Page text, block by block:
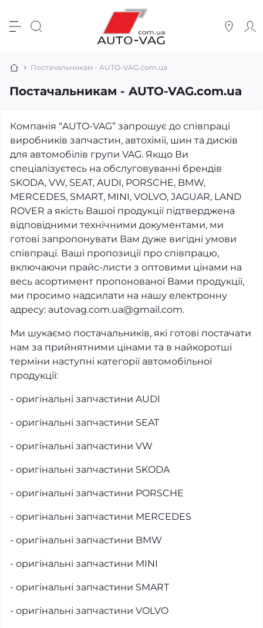
Постачальникам - AUTO-VAG.com.ua
Постачальникам - AUTO-VAG.com.ua
Компанія “AUTO-VAG” запрошує до співпраці
виробників запчастин, автохімії, шин та дисків
для автомобілів групи VAG. Якщо Ви
спеціалізуєтесь на обслуговуванні брендів
SKODA, VW, SEAT, AUDI, PORSCHE, BMW,
MERCEDES, SMART, MINI, VOLVO, JAGUAR, LAND
ROVER а якість Вашої продукції підтверджена
відповідними технічними документами, ми
готові запропонувати Вам дуже вигідні умови
співпраці. Ваші пропозиції про співпрацю,
включаючи прайс-листи з оптовими цінами на
весь асортимент пропонованої Вами продукції,
ми просимо надсилати на нашу електронну
адресу: autovag.com.ua@gmail.com.
Ми шукаємо постачальників, які готові постачати
нам за прийнятними цінами та в найкоротші
терміни наступні категорії автомобільної
продукції:
- оригінальні запчастини AUDI
- оригінальні запчастини SEAT
- оригінальні запчастини VW
- оригінальні запчастини SKODA
- оригінальні запчастини PORSCHE
- оригінальні запчастини MERCEDES
- оригінальні запчастини BMW
- оригінальні запчастини MINI
- оригінальні запчастини SMART
- оригінальні запчастини VOLVO